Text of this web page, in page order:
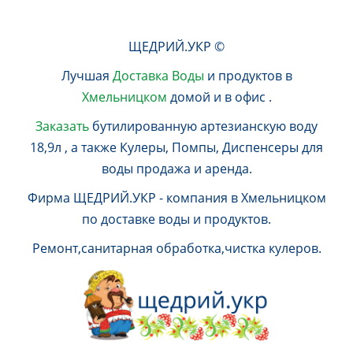
ЩЕДРИЙ.УКР ©
Лучшая Доставка Воды и продуктов в
Хмельницком домой и в офис .
Заказать бутилированную артезианскую воду
18,9л , а также Кулеры, Помпы, Диспенсеры для
воды продажа и аренда.
Фирма ЩЕДРИЙ.УКР - компания в Хмельницком
по доставке воды и продуктов.
Ремонт,санитарная обработка,чистка кулеров.